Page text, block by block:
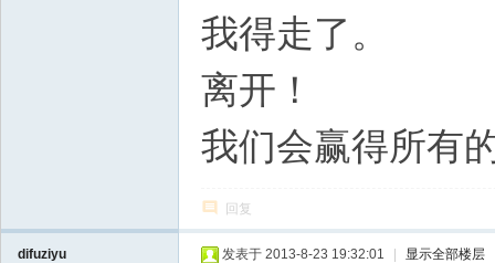
我得走了。
离开！
我们会赢得所有
回复
difuziyu 发表于 2013-8-23 19:32:01 显示全部楼层